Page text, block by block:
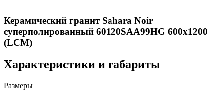
Керамический гранит Sahara Noir
суперполированный 60120SAA99HG 600x1200
(LCM)
Характеристики и габариты
Размеры